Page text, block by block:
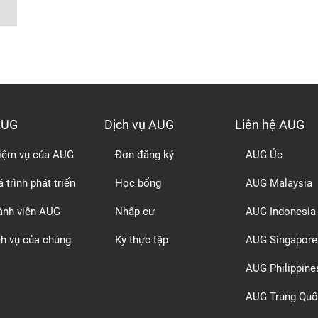
vụ của AUG
trình phát triển
viên AUG
vụ của chúng
Dịch vụ AUG
Đơn đăng ký
Học bổng
Nhập cư
Kỳ thực tập
Liên hệ AUG
AUG Úc
AUG Malaysia
AUG Indonesia
AUG Singapore
AUG
AUG Trung